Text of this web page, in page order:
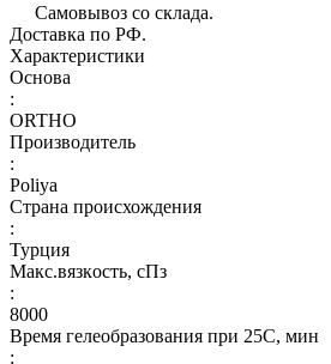
Самовывоз со склада.
Доставка по РФ.
Характеристики
Основа
:
ORTHO
Производитель
:
Poliya
Страна происхождения
:
Турция
Макс.вязкoсть, сПз
:
8000
Время гелеобразования при 25С, мин
: